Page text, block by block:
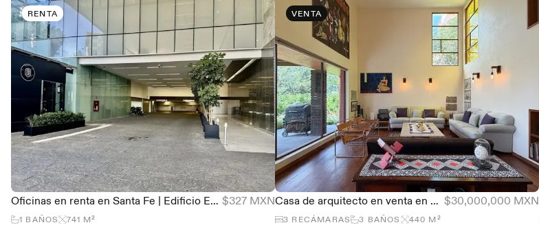
RENTA
Oficinas en renta en Santa Fe | Edificio Espacio Santa Fe, Clase A+ LEED Gold $327 MXN
1 BAÑOS 741 M²
VENTA
Casa de arquitecto en venta en Club de Golf Valle Escondido, 440 m² $30,000,000 MXN
3 RECÁMARAS 3 BAÑOS 440 M²